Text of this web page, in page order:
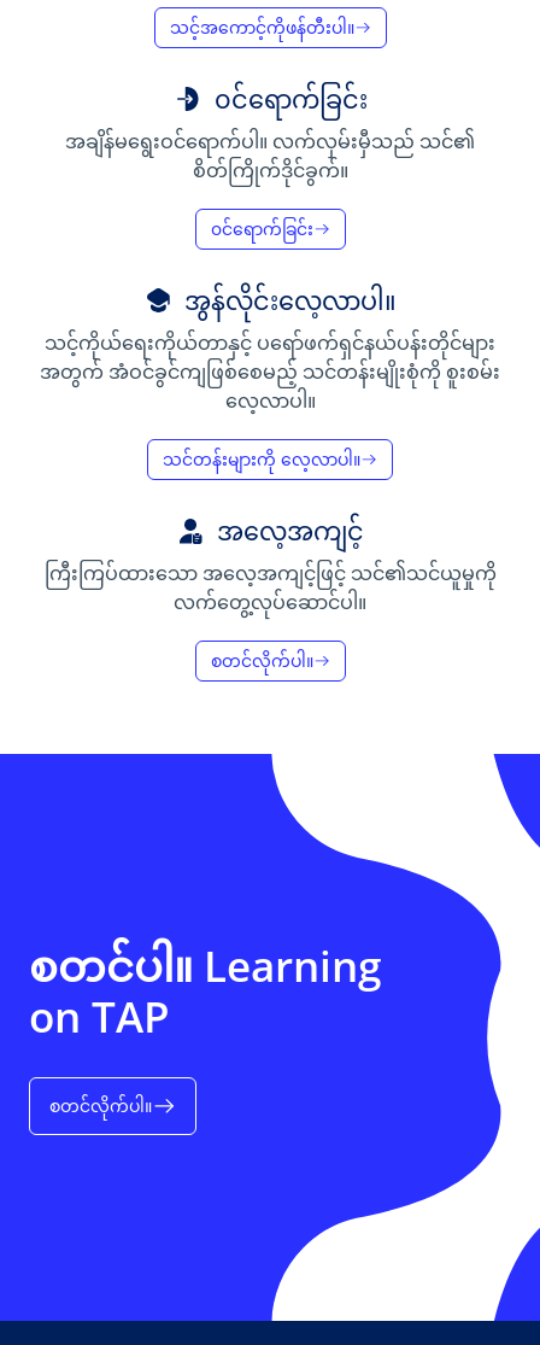
သင့်အကောင့်ကိုဖန်တီးပါ။
၀င်ရောက်ခြင်း
အချိန်မရွေးဝင်ရောက်ပါ။ လက်လှမ်းမှီသည် သင်၏
စိတ်ကြိုက်ဒိုင်ခွက်။
၀င်ရောက်ခြင်း
အွန်လိုင်းလေ့လာပါ။
သင့်ကိုယ်ရေးကိုယ်တာနှင့် ပရော်ဖက်ရှင်နယ်ပန်းတိုင်များ
အတွက် အံဝင်ခွင်ကျဖြစ်စေမည့် သင်တန်းမျိုးစုံကို စူးစမ်း
လေ့လာပါ။
သင်တန်းများကို လေ့လာပါ။
အလေ့အကျင့်
ကြီးကြပ်ထားသော အလေ့အကျင့်ဖြင့် သင်၏သင်ယူမှုကို
လက်တွေ့လုပ်ဆောင်ပါ။
စတင်လိုက်ပါ။
စတင်ပါ။ Learning
on TAP
စတင်လိုက်ပါ။